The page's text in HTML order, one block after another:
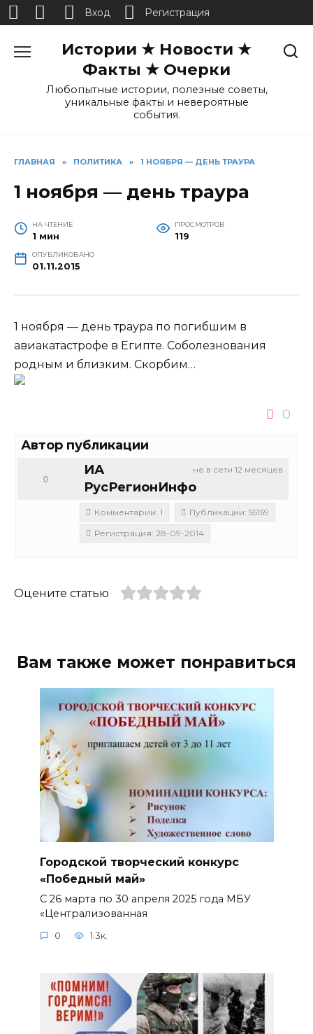
Истории ★ Новости ★
Факты ★ Очерки
Любопытные истории, полезные советы,
уникальные факты и невероятные
события.
ГЛАВНАЯ » ПОЛИТИКА » 1 НОЯБРЯ — ДЕНЬ ТРАУРА
1 ноября — день траура
НА ЧТЕНИЕ
1 мин
ПРОСМОТРОВ
119
ОПУБЛИКОВАНО
01.11.2015
1 ноября — день траура по погибшим в
авиакатастрофе в Египте. Соболезнования
родным и близким. Скорбим…
0
Автор публикации
не в сети 12 месяцев
ИА
РусРегионИнфо
0
Комментарии: 1
Публикации: 55159
Регистрация: 28-09-2014
Оцените статью
Вам также может понравиться
Городской творческий конкурс
«Победный май»
С 26 марта по 30 апреля 2025 года МБУ
«Централизованная
0 1.3к.
Вход Регистрация